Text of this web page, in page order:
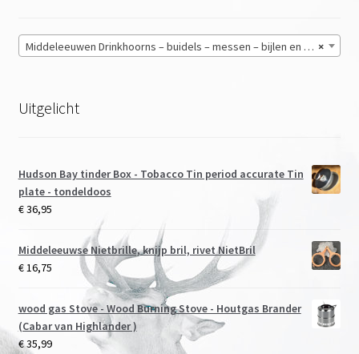
×
Middeleeuwen Drinkhoorns – buidels – messen – bijlen en meer
Uitgelicht
Hudson Bay tinder Box - Tobacco Tin period accurate Tin
plate - tondeldoos
€36,95
Middeleeuwse Nietbrille, knijp bril, rivet NietBril
€16,75
wood gas Stove - Wood Burning Stove - Houtgas Brander
(Cabar van Highlander )
€35,99